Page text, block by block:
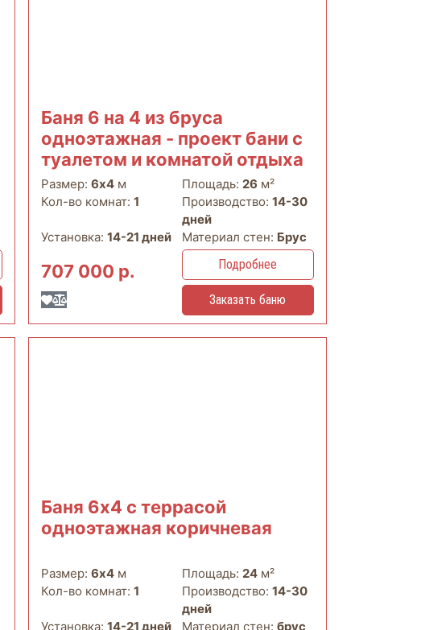
Баня 6 на 4 из бруса
одноэтажная - проект бани с
туалетом и комнатой отдыха
Размер:6х4 м Площадь: 26 м²
Кол-во комнат:1 Производство: 14-30
дней
Установка:14-21 дней Материал стен: Брус
707 000 р. Подробнее
Заказать баню
Баня 6х4 с террасой
одноэтажная коричневая
Размер:6х4 м Площадь: 24м²
Кол-во комнат:1 Производство: 14-30
дней
Установка:14-21 дней Материал стен: брус